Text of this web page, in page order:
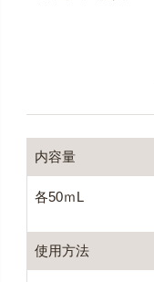
内容量
各50ｍL
使用方法